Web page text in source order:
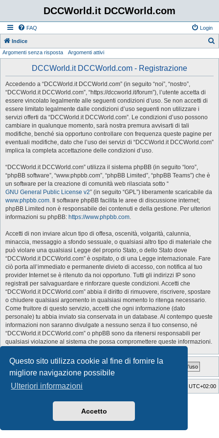
Questo sito utilizza cookie al fine di fornire la
migliore navigazione possibile
Ulteriori informazioni
Accetto
DCCWorld.it DCCWorld.com
FAQ Login
Indice
Argomenti senza risposta Argomenti attivi
DCCWorld.it DCCWorld.com - Registrazione
Accedendo a “DCCWorld.it DCCWorld.com” (in seguito “noi”, “nostro”,
“DCCWorld.it DCCWorld.com”, “https://dccworld.it/forum”), l’utente accetta di
essere vincolato legalmente alle seguenti condizioni d’uso. Se non accetti di
essere limitato legalmente dalle condizioni d’uso seguenti non utilizzare i
servizi offerti da “DCCWorld.it DCCWorld.com”. Le condizioni d’uso possono
cambiare in qualunque momento, sarà nostra premura avvisarti di tali
modifiche, benché sia opportuno controllare con frequenza queste pagine per
eventuali modifiche, dato che l’uso dei servizi di “DCCWorld.it DCCWorld.com”
implica la completa accettazione delle condizioni d’uso.
“DCCWorld.it DCCWorld.com” utilizza il sistema phpBB (in seguito “loro”,
“phpBB software”, “www.phpbb.com”, “phpBB Limited”, “phpBB Teams”) che è
un software per la creazione di comunità web rilasciata sotto “
GNU General Public License v2” (in seguito “GPL”) liberamente scaricabile da
www.phpbb.com. Il software phpBB facilita le aree di discussione internet;
phpBB Limited non è responsabile dei contenuti e della gestione. Per ulteriori
informazioni su phpBB: https://www.phpbb.com.
Accetti di non inviare alcun tipo di offesa, oscenità, volgarità, calunnia,
minaccia, messaggio a sfondo sessuale, o qualsiasi altro tipo di materiale che
può violare una qualsiasi Legge del proprio Stato, o dello Stato dove
“DCCWorld.it DCCWorld.com” è ospitato, o di una Legge internazionale. Fare
ciò porta all’immediato e permanente divieto di accesso, con notifica al tuo
provider Internet se è ritenuto da noi opportuno. Tutti gli indirizzi IP sono
registrati per salvaguardare e rinforzare queste condizioni. Accetti che
“DCCWorld.it DCCWorld.com” abbia il diritto di rimuovere, riscrivere, spostare
o chiudere qualsiasi argomento in qualsiasi momento lo ritenga necessario.
Come fruitore di questo servizio, accetti che ogni informazione (dato
personale) tu abbia inviato sia conservata in un database. Al contempo queste
informazioni non saranno divulgate a nessuno senza il tuo consenso, né
“DCCWorld.it DCCWorld.com” o phpBB sono da ritenersi responsabili per
qualsiasi violazione al sistema che possa compromettere queste informazioni.
Indice UTC+02:00
Style Developer by ©GTA game
phpBB